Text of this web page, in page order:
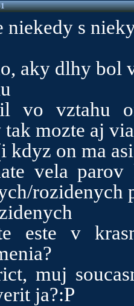
niekedy s
aky dlhy bol
vo vztahu
mozte aj
kdyz on ma
vela
rozidenych
este v
muj
ja?:P